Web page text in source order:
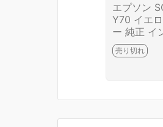
エプソン
Y70 イエロ
ー 純正 イ
カートリ
00ml
売り切れ